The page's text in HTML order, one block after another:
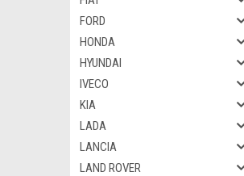
FORD
HONDA
HYUNDAI
IVECO
KIA
LADA
LANCIA
LAND ROVER